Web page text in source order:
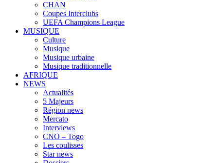
CHAN
Coupes Interclubs
UEFA Champions League
MUSIQUE
Culture
Musique
Musique urbaine
Musique traditionnelle
AFRIQUE
NEWS
Actualités
5 Majeurs
Région news
Mercato
Interviews
CNO – Togo
Les coulisses
Star news